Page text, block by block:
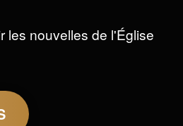
les nouvelles de l'Église